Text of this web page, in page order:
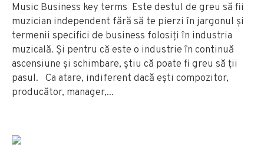
Music Business key terms Este destul de greu să fii
muzician independent fără să te pierzi în jargonul și
termenii specifici de business folosiți în industria
muzicală. Și pentru că este o industrie în continuă
ascensiune și schimbare, știu că poate fi greu să ții
pasul. Ca atare, indiferent dacă ești compozitor,
producător, manager,...